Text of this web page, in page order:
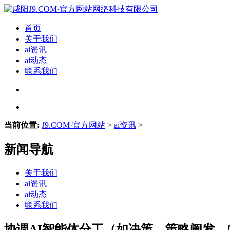
首页
关于我们
ai资讯
ai动态
联系我们
当前位置: J9.COM·官方网站 > ai资讯 >
新闻导航
关于我们
ai资讯
ai动态
联系我们